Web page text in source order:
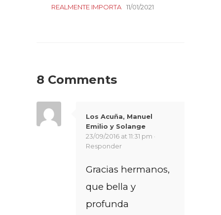
REALMENTE IMPORTA
11/01/2021
8 Comments
Los Acuña, Manuel
Emilio y Solange
23/09/2016 at 11:31 pm ·
Responder
Gracias hermanos,
que bella y
profunda